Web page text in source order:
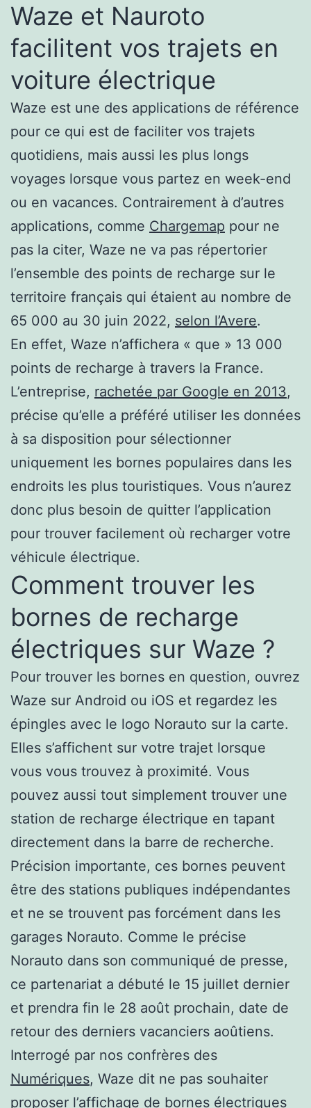
Waze et Nauroto
facilitent vos trajets en
voiture électrique
Waze est une des applications de référence
pour ce qui est de faciliter vos trajets
quotidiens, mais aussi les plus longs
voyages lorsque vous partez en week-end
ou en vacances. Contrairement à d’autres
applications, comme Chargemap pour ne
pas la citer, Waze ne va pas répertorier
l’ensemble des points de recharge sur le
territoire français qui étaient au nombre de
65 000 au 30 juin 2022, selon l’Avere.
En effet, Waze n’affichera « que » 13 000
points de recharge à travers la France.
L’entreprise, rachetée par Google en 2013,
précise qu’elle a préféré utiliser les données
à sa disposition pour sélectionner
uniquement les bornes populaires dans les
endroits les plus touristiques. Vous n’aurez
donc plus besoin de quitter l’application
pour trouver facilement où recharger votre
véhicule électrique.
Comment trouver les
bornes de recharge
électriques sur Waze ?
Pour trouver les bornes en question, ouvrez
Waze sur Android ou iOS et regardez les
épingles avec le logo Norauto sur la carte.
Elles s’affichent sur votre trajet lorsque
vous vous trouvez à proximité. Vous
pouvez aussi tout simplement trouver une
station de recharge électrique en tapant
directement dans la barre de recherche.
Précision importante, ces bornes peuvent
être des stations publiques indépendantes
et ne se trouvent pas forcément dans les
garages Norauto. Comme le précise
Norauto dans son communiqué de presse,
ce partenariat a débuté le 15 juillet dernier
et prendra fin le 28 août prochain, date de
retour des derniers vacanciers aoûtiens.
Interrogé par nos confrères des
Numériques, Waze dit ne pas souhaiter
proposer l’affichage de bornes électriques